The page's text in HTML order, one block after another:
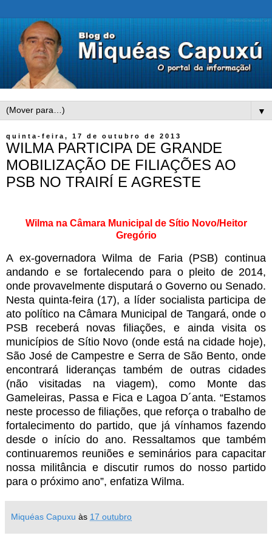
▼
quinta-feira, 17 de outubro de 2013
WILMA PARTICIPA DE GRANDE
MOBILIZAÇÃO DE FILIAÇÕES AO
PSB NO TRAIRÍ E AGRESTE
Wilma na Câmara Municipal de Sítio Novo/Heitor
Gregório
A ex-governadora Wilma de Faria (PSB) continua
andando e se fortalecendo para o pleito de 2014,
onde provavelmente disputará o Governo ou Senado.
Nesta quinta-feira (17), a líder socialista participa de
ato político na Câmara Municipal de Tangará, onde o
PSB receberá novas filiações, e ainda visita os
municípios de Sítio Novo (onde está na cidade hoje),
São José de Campestre e Serra de São Bento, onde
encontrará lideranças também de outras cidades
(não visitadas na viagem), como Monte das
Gameleiras, Passa e Fica e Lagoa D´anta. “Estamos
neste processo de filiações, que reforça o trabalho de
fortalecimento do partido, que já vínhamos fazendo
desde o início do ano. Ressaltamos que também
continuaremos reuniões e seminários para capacitar
nossa militância e discutir rumos do nosso partido
para o próximo ano”, enfatiza Wilma.
Miquéas Capuxu às 17 outubro